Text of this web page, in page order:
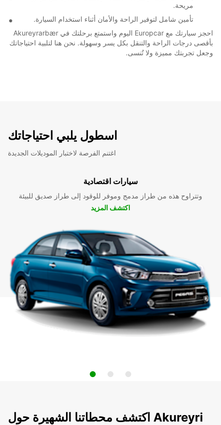
مريحة.
تأمين شامل لتوفير الراحة والأمان أثناء استخدام السيارة.
احجز سيارتك مع Europcar اليوم واستمتع برحلتك في Akureyrarbær
بأقصى درجات الراحة والتنقل بكل يسر وسهولة. نحن هنا لتلبية احتياجاتك
وجعل تجربتك مميزة ولا تُنسى.
اسطول يلبي احتياجاتك
اغتنم الفرصة لاختبار الموديلات الجديدة
سيارات اقتصادية
وتتراوح هذه من طراز مدمج وموفر للوقود إلى طراز صديق للبيئة
اكتشف المزيد
اكتشف محطاتنا الشهيرة حول Akureyri